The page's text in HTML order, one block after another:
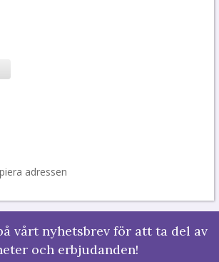
adressen
vårt nyhetsbrev för att ta del av
och erbjudanden!